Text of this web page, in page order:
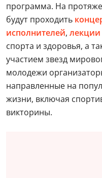
программа. На
будут проходить
исполнителей, лекции
спорта и здоровья, а
участием звезд
молодежи
направленные на
жизни, включая
викторины.